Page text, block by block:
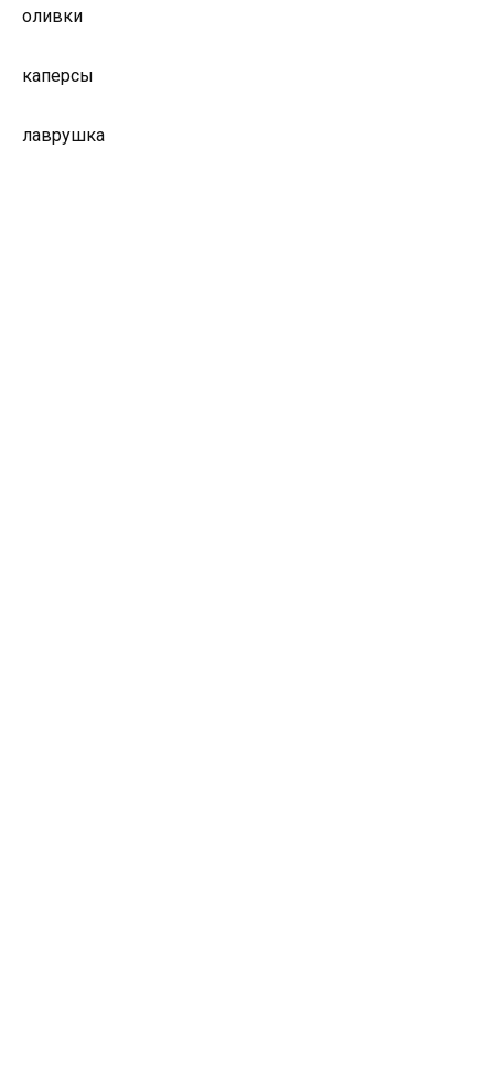
оливки
каперсы
лаврушка